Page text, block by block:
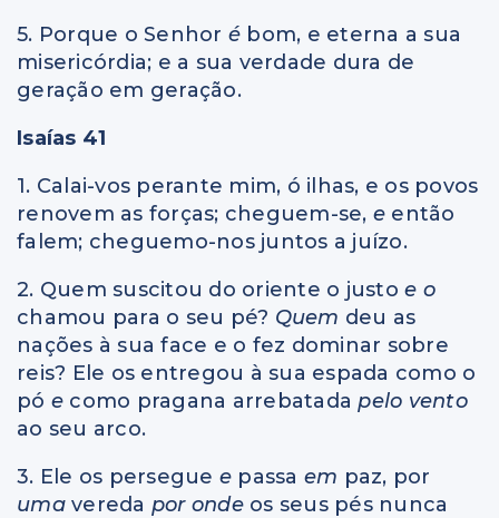
5. Porque o Senhor é bom, e eterna a sua
misericórdia; e a sua verdade dura de
geração em geração.
Isaías 41
1. Calai-vos perante mim, ó ilhas, e os povos
renovem as forças; cheguem-se, e então
falem; cheguemo-nos juntos a juízo.
2. Quem suscitou do oriente o justo e o
chamou para o seu pé? Quem deu as
nações à sua face e o fez dominar sobre
reis? Ele os entregou à sua espada como o
pó e como pragana arrebatadapelo vento
ao seu arco.
3. Ele os persegue e passa em paz, por
uma vereda por onde os seus pés nunca